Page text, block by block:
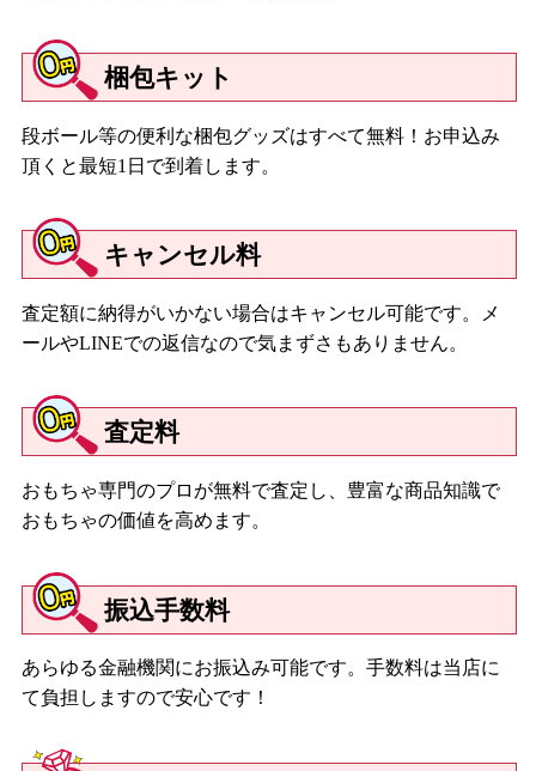
梱包キット
段ボール等の便利な梱包グッズはすべて無料！お申込み
頂くと最短1日で到着します。
キャンセル料
査定額に納得がいかない場合はキャンセル可能です。メ
ールやLINEでの返信なので気まずさもありません。
査定料
おもちゃ専門のプロが無料で査定し、豊富な商品知識で
おもちゃの価値を高めます。
振込手数料
あらゆる金融機関にお振込み可能です。手数料は当店に
て負担しますので安心です！